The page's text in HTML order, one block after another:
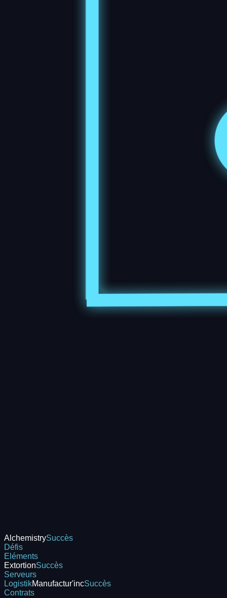
AlchemistrySuccès
Défis
Eléments
ExtortionSuccès
Serveurs
LogistikManufactur'incSuccès
Contrats